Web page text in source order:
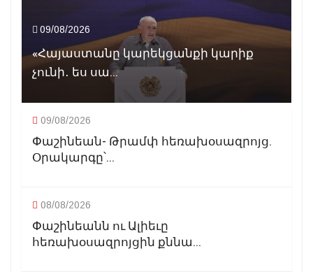
09/08/2026
«Հայաստանը կարեկցանքի կարիք
չունի․ ես սա...
09/08/2026
Փաշինեան- Թրամփ հեռախօսազրոյց.
Օրակարգը՝...
08/08/2026
Փաշինեանն ու Ալիեւը
հեռախօսազրոյցին քննա...